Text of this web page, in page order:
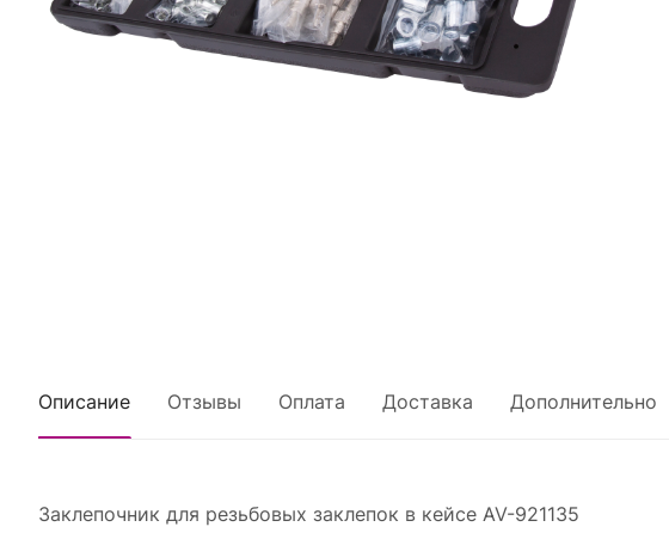
Описание Отзывы Оплата Доставка Дополнительно
Заклепочник для резьбовых заклепок в кейсе AV-921135